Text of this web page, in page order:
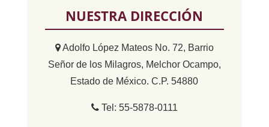
NUESTRA DIRECCIÓN
Adolfo López Mateos No. 72, Barrio
Señor de los Milagros, Melchor Ocampo,
Estado de México. C.P. 54880
Tel: 55-5878-0111